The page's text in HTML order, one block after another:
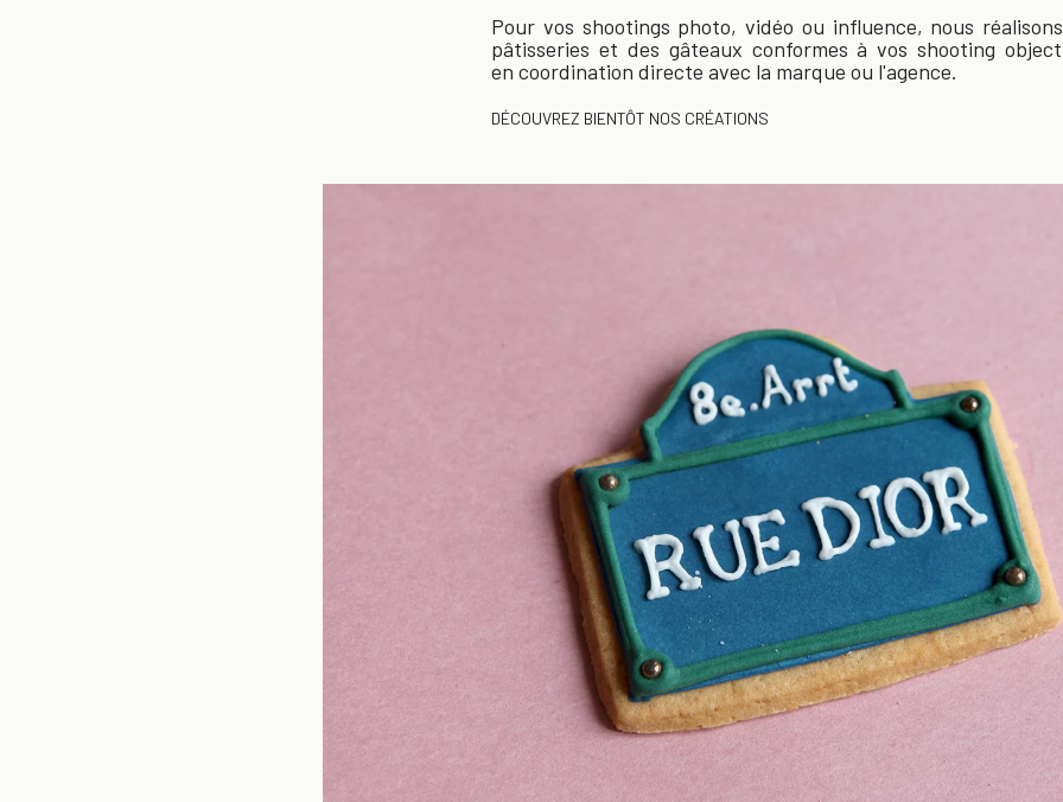
Pour vos shootings photo, vidéo ou influence, nous
pâtisseries et des gâteaux conformes à vos shooting
en coordination directe avec la marque ou l'agence.
DÉCOUVREZ BIENTÔT NOS CRÉATIONS